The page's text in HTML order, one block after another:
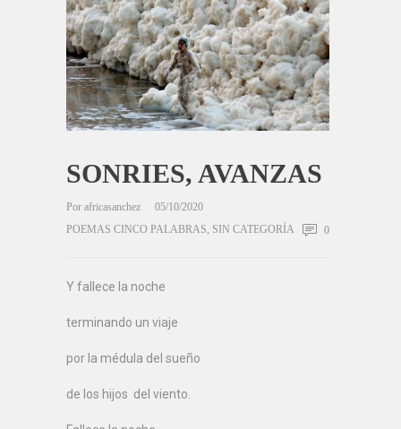
SONRIES, AVANZAS
Por africasanchez
05/10/2020
POEMAS CINCO PALABRAS SIN CATEGORÍA 0
Y fallece la noche
terminando un viaje
por la médula del sueño
de los hijos del viento.